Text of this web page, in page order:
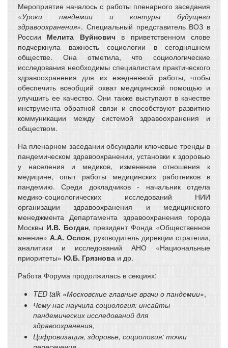
Мероприятие началось с работы пленарного заседания
«Уроки пандемии и контуры будущего
здравоохранения». Специальный представитель ВОЗ в
России Мелита Вуйновичв приветственном слове
подчеркнула важность социологии в сегодняшнем
обществе. Она отметила, что социологические
исследования необходимы специалистам практического
здравоохранения для их ежедневной работы, чтобы
обеспечить всеобщий охват медицинской помощью и
улучшить ее качество. Они также выступают в качестве
инструмента обратной связи и способствуют развитию
коммуникации между системой здравоохранения и
обществом.
На пленарном заседании обсуждали ключевые тренды в
пандемическом здравоохранении, установки к здоровью
у населения и медиков, изменение отношения к
медицине, опыт работы медицинских работников в
пандемию. Среди докладчиков ‑ начальник отдела
медико-социологических исследований НИИ
организации здравоохранения и медицинского
менеджмента Департамента здравоохранения города
Москвы И.В. Богдан, президент Фонда «Общественное
мнение» А.А. Ослон, руководитель дирекции стратегии,
аналитики и исследований АНО «Национальные
приоритеты» Ю.Б. Грязнова и др.
Работа Форума продолжилась в секциях:
TED talk «Московские главные врачи о пандемии»,
Чему нас научила социология: инсайты
пандемических исследований для
здравоохранения,
Цифровизация, здоровье, социология: точки